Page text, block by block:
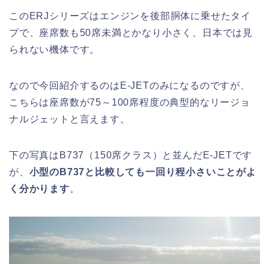
このERJシリーズはエンジンを後部胴体に乗せたタイ
プで、座席数も50席未満とかなり小さく、日本では見
られない機体です。
なので今回紹介するのはE-JETのみになるのですが、
こちらは座席数が75～100席程度の典型的なリージョ
ナルジェットと言えます。
下の写真はB737（150席クラス）と並んだE-JETです
が、 小型のB737と比較しても一回り程小さいことがよ
く分かります。